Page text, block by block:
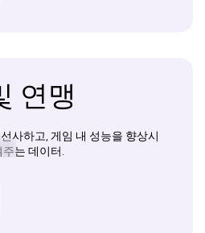
연맹
사하고, 게임 내 성능을 향상시
는 데이터.